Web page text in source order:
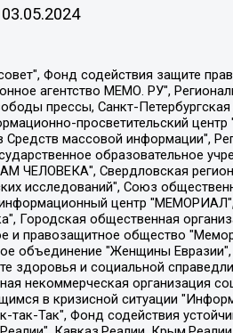
03.05.2024
Ивановская областная общественная организация "Центр гендерных исследований", Гурман Юрий Альбертович, Медиапроект "ОВД-Инфо", Егоров Владимир Владимирович, Жилинский Владимир Александрович, Общество с ограниченной ответственностью "ЗП", Иванова София Юрьевна, Карезина Инна Павловна, Кильтау Екатерина Викторовна, Петров Алексей Викторович, Пискунов Сергей Евгеньевич, Смирнов Сергей Сергеевич, Тихонов Михаил Сергеевич, Общество с ограниченной ответственностью "ЖУРНАЛИСТ-ИНОСТРАННЫЙ АГЕНТ", Арапова Галина Юрьевна, Вольтская Татьяна Анатольевна, Американская компания "Mason G.E.S. Anonymous Foundation" (США), являющаяся владельцем интернет-издания https://mnews.world/, Компания "Stichting Bellingcat", зарегистрированная в Нидерландах (дата регистрации 11.07.2018), Захаров Андрей Вячеславович, Клепиковская Екатерина Дмитриевна, Общество с ограниченной ответственностью "МЕМО", Перл Роман Александрович, Симонов Евгений Алексеевич, Соловьева Елена Анатольевна, Сотников Даниил Владимирович, Сурначева Елизавета Дмитриевна, Автономная некоммерческая организация по защите прав человека и информированию населения "Якутия – Наше Мнение", Общество с ограниченной ответственностью "Москоу диджитал медиа", с 26.01.2023 Общество с ограниченной ответственностью "Чайка Белые сады", Ветошкина Валерия Валерьевна, Заговора Максим Александрович, Межрегиональное общественное движение "Российская ЛГБТ - сеть", Оленичев Максим Владимирович, Павлов Иван Юрьевич, Скворцова Елена Сергеевна, Общество с ограниченной ответственностью "Как бы инагент", Кочетков Игорь Викторович, Общество с ограниченной ответственностью "Честные выборы", Еланчик Олег Александрович, Общество с ограниченной ответственностью "Нобелевский призыв", Гималова Регина Эмилевна, Григорьев Андрей Валерьевич, Григорьева Алина Александровна, Ассоциация по содействию защите прав призывников, альтернативнослужащих и военнослужащих "Правозащитная группа "Гражданин.Армия.Право", Хисамова Регина Фаритовна, Автономная некоммерческая